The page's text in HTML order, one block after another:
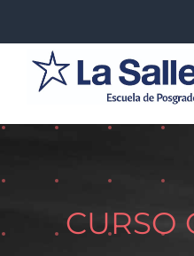
contenido
CURSO